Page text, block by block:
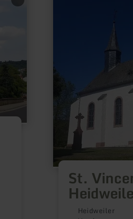
St.
Heidweiler